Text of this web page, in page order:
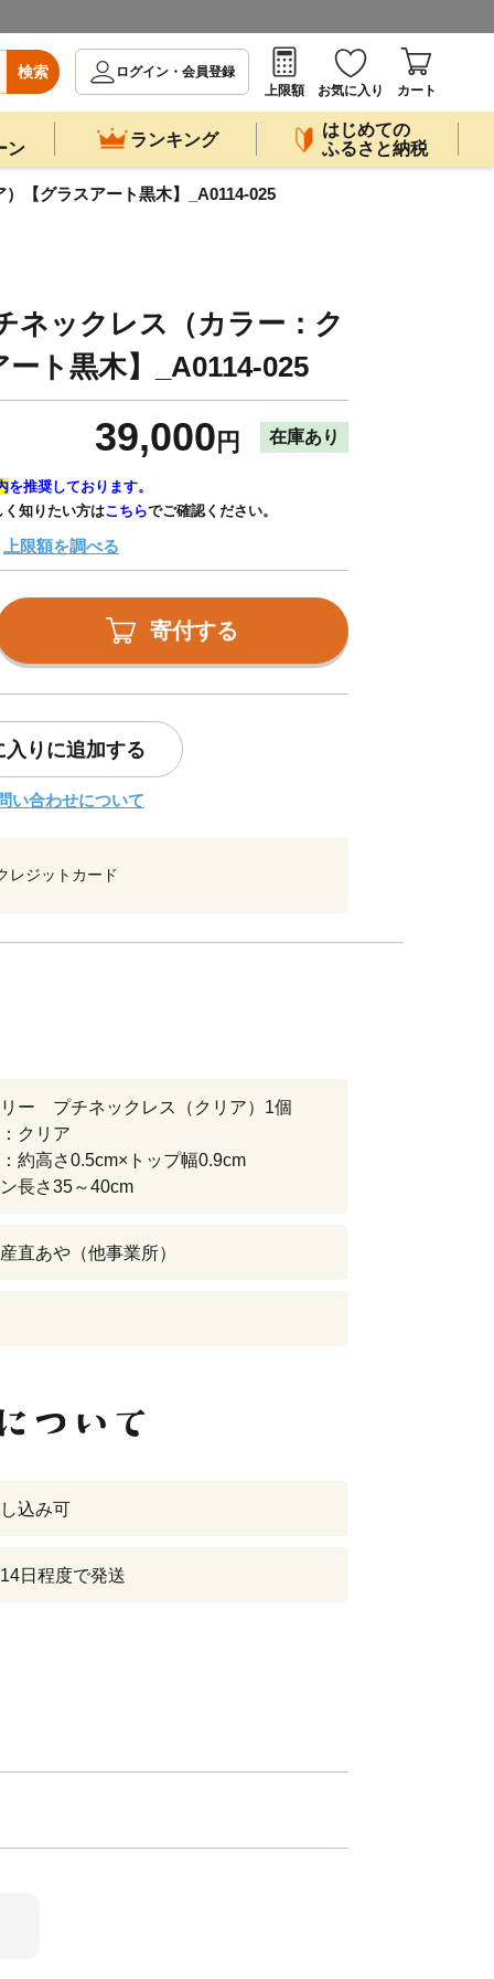
検索
ログイン・会員登録
上限額
お気に入り カート
ン ランキング
はじめての
ふるさと納税
【グラスアート黒木】_A0114-025
ネックレス（カラー：ク
ト黒木】_A0114-025
39,000 円 在庫あり
を推奨しております。
知りたい方はこちらでご確認ください。
上限額を調べる
寄付する
入りに追加する
い合わせについて
レジットカード
ー プチネックレス（クリア）1個
クリア
約高さ0.5cm×トップ幅0.9cm
長さ35～40cm
直あや（他事業所）
込み可
日程度で発送